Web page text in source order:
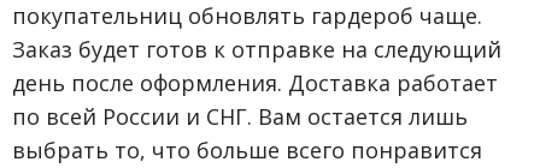
покупательниц обновлять гардероб чаще.
Заказ будет готов к отправке на следующий
день после оформления. Доставка работает
по всей России и СНГ. Вам остается лишь
выбрать то, что больше всего понравится